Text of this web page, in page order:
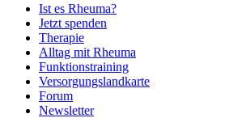
Ist es Rheuma?
Jetzt spenden
Therapie
Alltag mit Rheuma
Funktionstraining
Versorgungslandkarte
Forum
Newsletter